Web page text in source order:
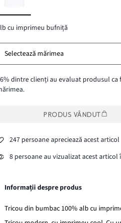
cu imprimeu bufniță
Selectează mărimea
dintre clienți au evaluat produsul ca
PRODUS VÂNDUT
247 persoane apreciează acest articol
8 persoane au vizualizat acest
Informații despre produs
Tricou din bumbac 100% alb cu